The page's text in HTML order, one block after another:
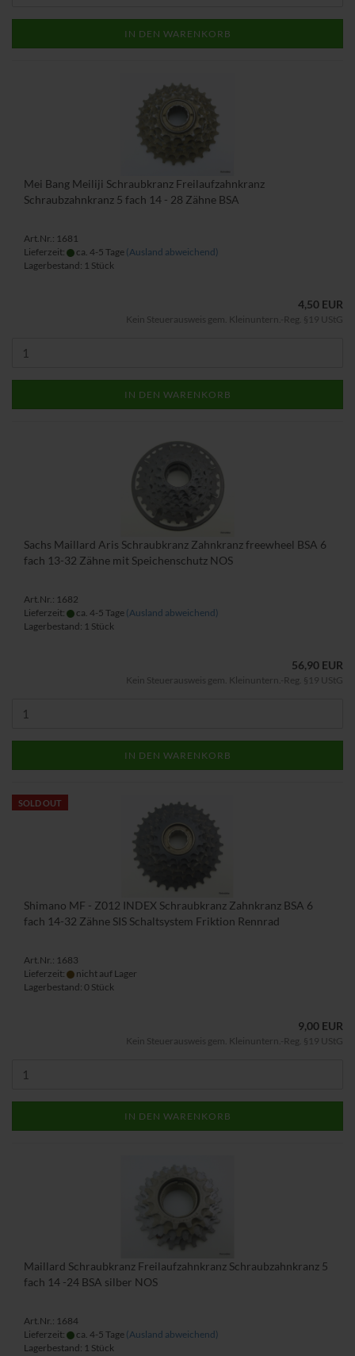
IN DEN WARENKORB
Mei Bang Meiliji Schraubkranz Freilaufzahnkranz
Schraubzahnkranz 5 fach 14 - 28 Zähne BSA
Art.Nr.: 1681
Lieferzeit:
ca. 4-5 Tage (Ausland abweichend)
Lagerbestand: 1 Stück
4,50 EUR
Kein Steuerausweis gem. Kleinuntern.-Reg. §19 UStG
IN DEN WARENKORB
Sachs Maillard Aris Schraubkranz Zahnkranz freewheel BSA 6
fach 13-32 Zähne mit Speichenschutz NOS
Art.Nr.: 1682
Lieferzeit:
ca. 4-5 Tage (Ausland abweichend)
Lagerbestand: 1 Stück
56,90 EUR
Kein Steuerausweis gem. Kleinuntern.-Reg. §19 UStG
IN DEN WARENKORB
SOLD OUT
Shimano MF - Z012 INDEX Schraubkranz Zahnkranz BSA 6
fach 14-32 Zähne SIS Schaltsystem Friktion Rennrad
Art.Nr.: 1683
Lieferzeit:
nicht auf Lager
Lagerbestand: 0 Stück
9,00 EUR
Kein Steuerausweis gem. Kleinuntern.-Reg. §19 UStG
IN DEN WARENKORB
Maillard Schraubkranz Freilaufzahnkranz Schraubzahnkranz 5
fach 14 -24 BSA silber NOS
Art.Nr.: 1684
Lieferzeit:
ca. 4-5 Tage (Ausland abweichend)
Lagerbestand: 1 Stück